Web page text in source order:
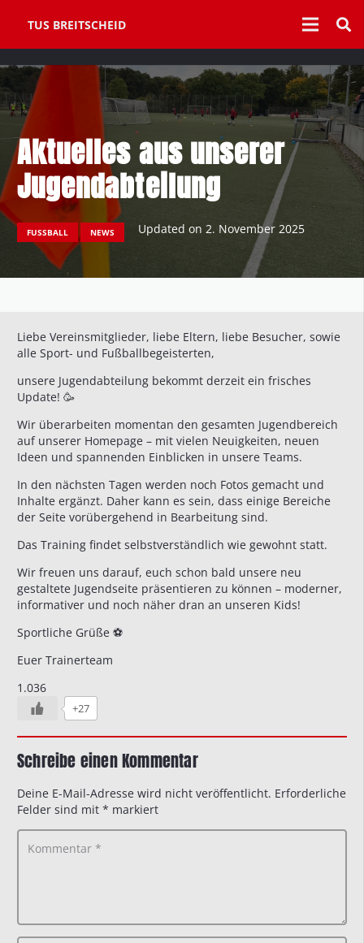
TUS BREITSCHEID
Aktuelles aus unserer
Jugendabteilung
FUSSBALL NEWS Updated on 2. November 2025
Liebe Vereinsmitglieder, liebe Eltern, liebe Besucher, sowie
alle Sport- und Fußballbegeisterten,
unsere Jugendabteilung bekommt derzeit ein frisches
Update! 🥳
Wir überarbeiten momentan den gesamten Jugendbereich
auf unserer Homepage – mit vielen Neuigkeiten, neuen
Ideen und spannenden Einblicken in unsere Teams.
In den nächsten Tagen werden noch Fotos gemacht und
Inhalte ergänzt. Daher kann es sein, dass einige Bereiche
der Seite vorübergehend in Bearbeitung sind.
Das Training findet selbstverständlich wie gewohnt statt.
Wir freuen uns darauf, euch schon bald unsere neu
gestaltete Jugendseite präsentieren zu können – moderner,
informativer und noch näher dran an unseren Kids!
Sportliche Grüße ⚽️
Euer Trainerteam
1.036
+27
Schreibe einen Kommentar
Deine E-Mail-Adresse wird nicht veröffentlicht. Erforderliche
Felder sind mit * markiert